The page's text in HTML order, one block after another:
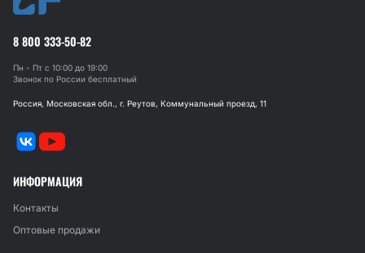
8 800 333-50-82
Пн - Пт с 10:00 до 19:00
Звонок по России бесплатный
Россия, Московская обл., г. Реутов, Коммунальный проезд, 11
ИНФОРМАЦИЯ
Контакты
Оптовые продажи